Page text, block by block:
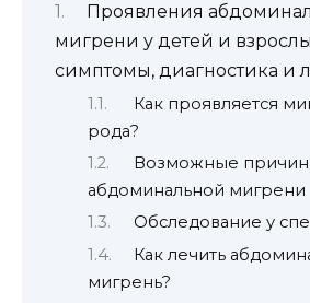
Проявления
мигрени у детей и
симптомы, диагностика и
Как проявляется
рода?
Возможные
абдоминальной мигрени
Обследование у
Как лечить
мигрень?